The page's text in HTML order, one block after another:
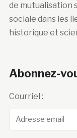
de mutualisation
sociale dans les
historique et
Abonnez-
Courriel :